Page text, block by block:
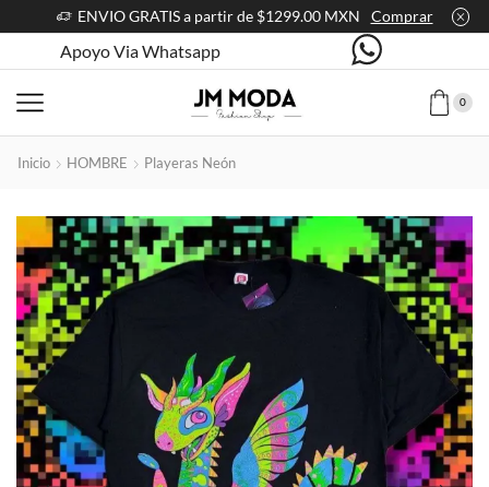
ENVIO GRATIS a partir de $1299.00 MXN Comprar
Apoyo Via Whatsapp
0
Inicio HOMBRE Playeras Neón